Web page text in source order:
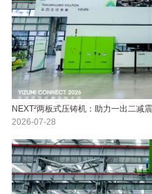
NEXT²两板式压铸机：助力一出二减
2026-07-28